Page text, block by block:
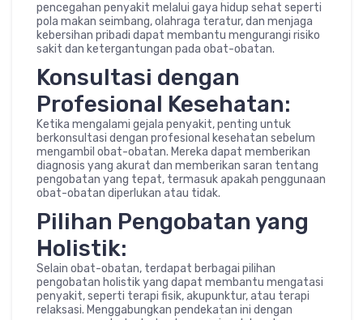
pencegahan penyakit melalui gaya hidup sehat seperti
pola makan seimbang, olahraga teratur, dan menjaga
kebersihan pribadi dapat membantu mengurangi risiko
sakit dan ketergantungan pada obat-obatan.
Konsultasi dengan
Profesional Kesehatan:
Ketika mengalami gejala penyakit, penting untuk
berkonsultasi dengan profesional kesehatan sebelum
mengambil obat-obatan. Mereka dapat memberikan
diagnosis yang akurat dan memberikan saran tentang
pengobatan yang tepat, termasuk apakah penggunaan
obat-obatan diperlukan atau tidak.
Pilihan Pengobatan yang
Holistik:
Selain obat-obatan, terdapat berbagai pilihan
pengobatan holistik yang dapat membantu mengatasi
penyakit, seperti terapi fisik, akupunktur, atau terapi
relaksasi. Menggabungkan pendekatan ini dengan